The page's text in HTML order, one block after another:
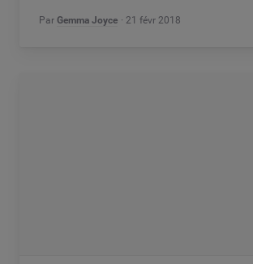
Par Gemma Joyce 21 févr 2018